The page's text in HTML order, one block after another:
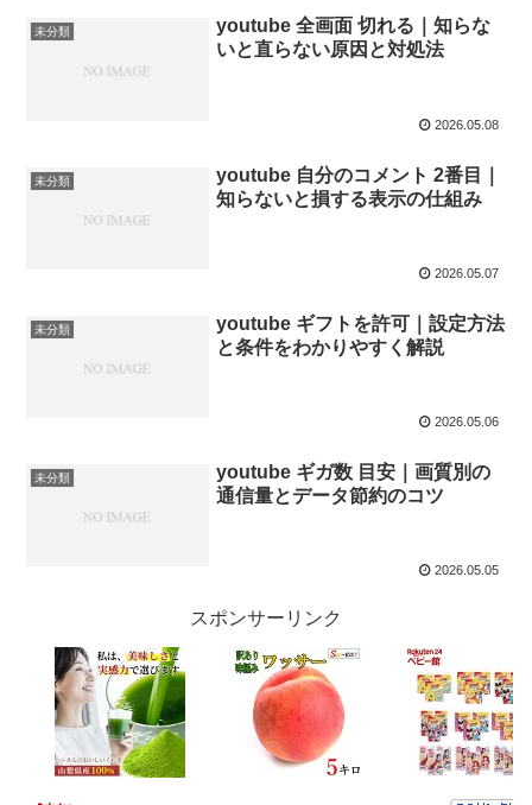
未分類
youtube 全画面 切れる｜知らな
いと直らない原因と対処法
2026.05.08
未分類
youtube 自分のコメント 2番目｜
知らないと損する表示の仕組み
2026.05.07
未分類
youtube ギフトを許可｜設定方法
と条件をわかりやすく解説
2026.05.06
未分類
youtube ギガ数 目安｜画質別の
通信量とデータ節約のコツ
2026.05.05
スポンサーリンク